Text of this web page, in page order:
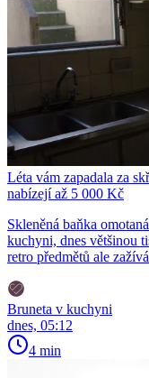
Léta vám zapadala za
nabízejí až 5 000 Kč
Skleněná baňka
kuchyni, dnes většinou
retro předmětů ale
Bruneta v kuchyni
dnes, 05:12
4 min